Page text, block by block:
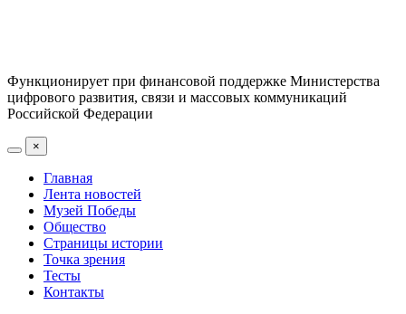
Функционирует при финансовой поддержке Министерства
цифрового развития, связи и массовых коммуникаций
Российской Федерации
×
Главная
Лента новостей
Музей Победы
Общество
Страницы истории
Точка зрения
Тесты
Контакты